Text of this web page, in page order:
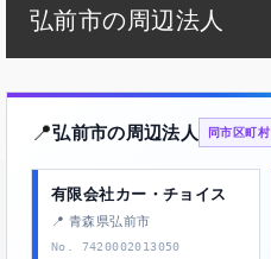
弘前市の周辺法人
📍弘前市の周辺法人 同市区町村
有限会社カー・チョイス
📍 青森県弘前市
No. 7420002013050